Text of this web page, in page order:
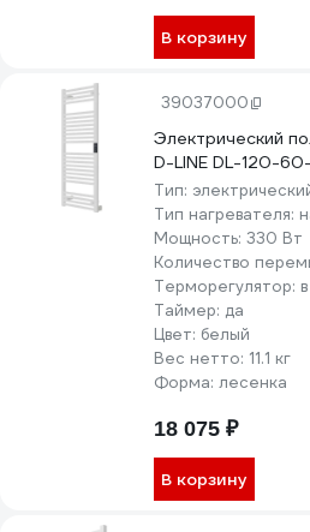
В корзину
39037000
Электрический
D-LINE DL-120-
Тип:
Тип нагревателя:
Мощность: 330 Вт
Количество
Терморегулятор:
Таймер: да
Цвет: белый
Вес нетто: 11.1 кг
Форма: лесенка
18 075 ₽
В корзину